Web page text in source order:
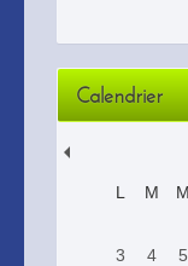
Calendrier
L M M
3
4 5